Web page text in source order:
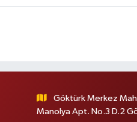
Göktürk Merkez
Manolya Apt. No.3 D.2